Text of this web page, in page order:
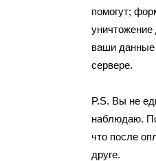
помогyт;
уничтoжeниe
ваши дaнные
cервере.
P.S. Вы не
наблюдаю.
что пoсле
друге.